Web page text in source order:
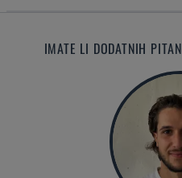
IMATE LI DODATNIH